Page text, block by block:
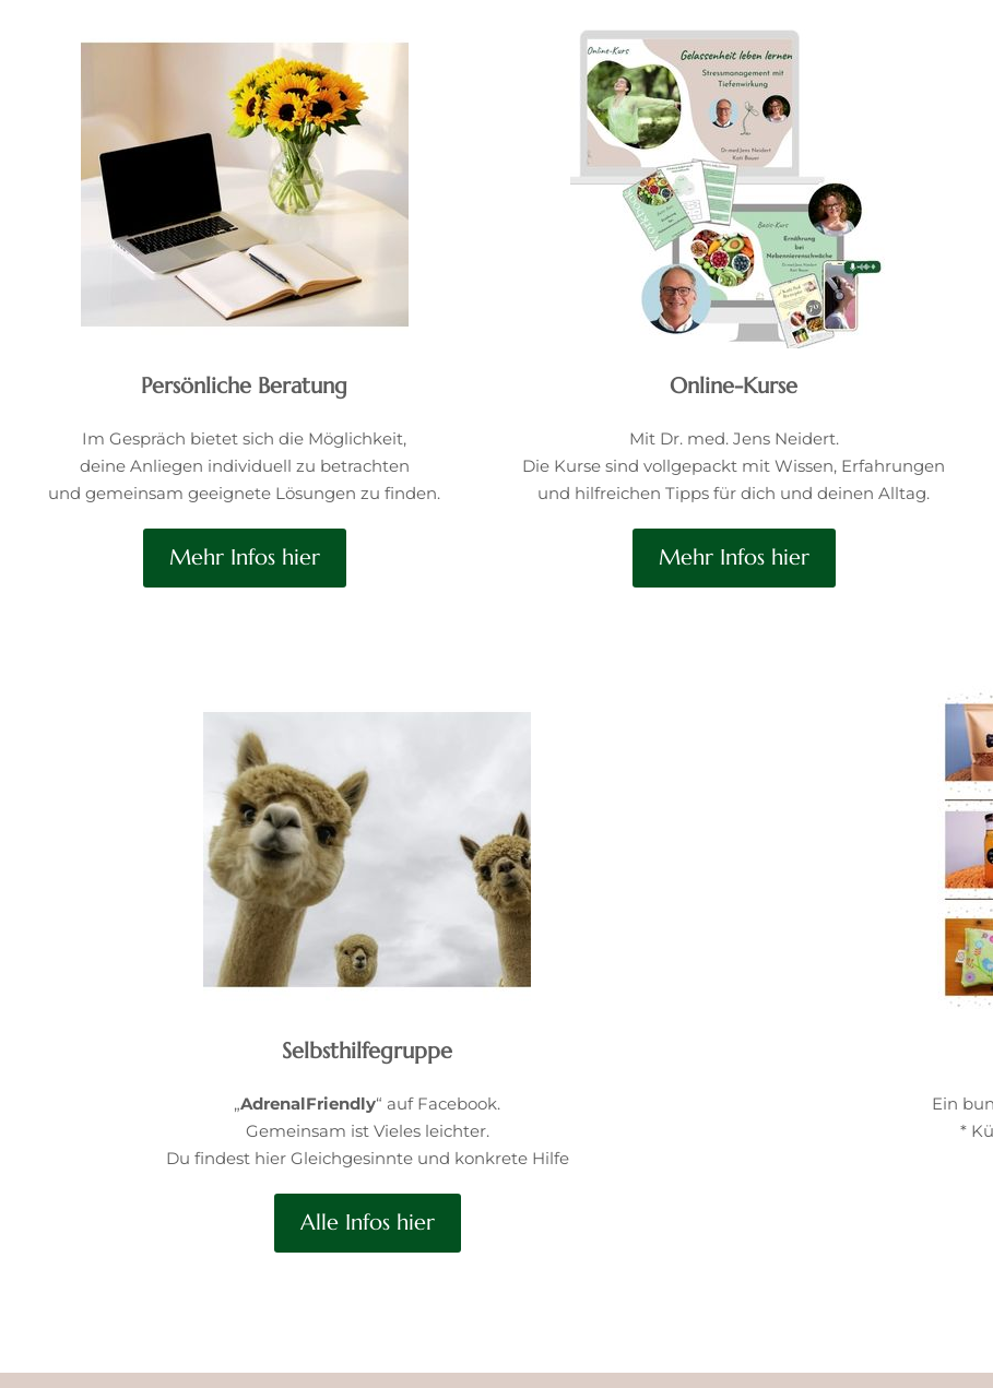
Persönliche Beratung
Im Gespräch bietet sich die Möglichkeit,
deine Anliegen individuell zu betrachten
und gemeinsam geeignete Lösungen zu finden.
Mehr Infos hier
Online-Kurse
Mit Dr. med. Jens Neidert.
Die Kurse sind vollgepackt mit Wissen, Erfahrungen
und hilfreichen Tipps für dich und deinen Alltag.
Mehr Infos hier
Selbsthilfegruppe
„AdrenalFriendly“ auf Facebook.
Gemeinsam ist Vieles leichter.
Du findest hier Gleichgesinnte und konkrete Hilfe
Alle Infos hier
Ein
*